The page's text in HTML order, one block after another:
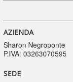
AZIENDA
Sharon Negroponte
P.IVA: 03263070595
SEDE